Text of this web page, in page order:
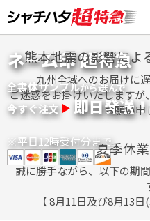
to
content
ネーム印 超特急
全書体サンプルから選んで
今すぐ注文 即日発送！
※平日12時受付分まで
熊本地震の影響によ
九州全域へのお届けに
ご迷惑をお掛けいたしますが
お願い申
夏季休
誠に勝手ながら、以下の期
【 8月11日及び8月13